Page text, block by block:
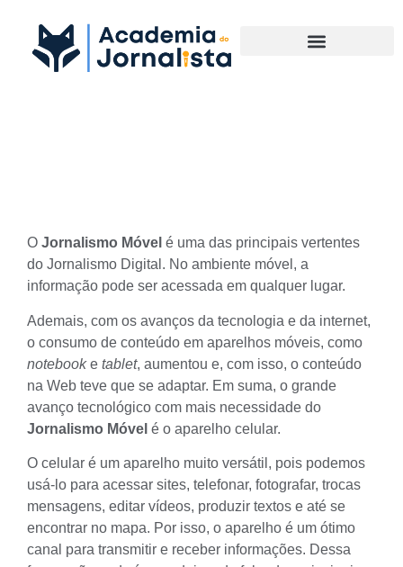
O Jornalismo Móvel é uma das principais vertentes
do Jornalismo Digital . No ambiente móvel, a
informação pode ser acessada em qualquer lugar.
Ademais, com os avanços da tecnologia e da internet,
o consumo de conteúdo em aparelhos móveis, como
notebooke tablet, aumentou e, com isso, o conteúdo
na Web teve que se adaptar. Em suma, o grande
avanço tecnológico com mais necessidade do
Jornalismo Móvel é o aparelho celular.
O celular é um aparelho muito versátil, pois podemos
usá-lo para acessar sites, telefonar, fotografar, trocas
mensagens, editar vídeos, produzir textos e até se
encontrar no mapa. Por isso, o aparelho é um ótimo
canal para transmitir e receber informações. Dessa